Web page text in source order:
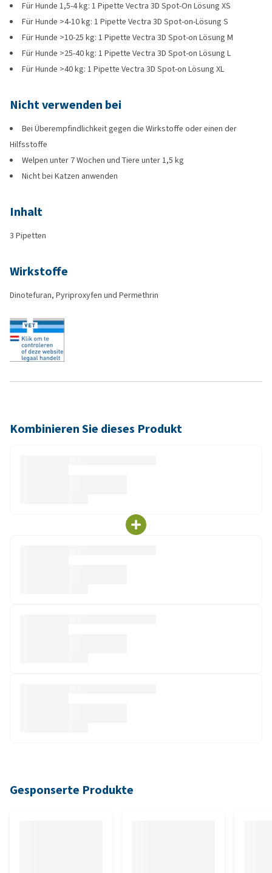
Für Hunde 1,5-4 kg: 1 Pipette Vectra 3D Spot-On Lösung XS
Für Hunde >4-10 kg: 1 Pipette Vectra 3D Spot-on-Lösung S
Für Hunde >10-25 kg: 1 Pipette Vectra 3D Spot-on Lösung M
Für Hunde >25-40 kg: 1 Pipette Vectra 3D Spot-on Lösung L
Für Hunde >40 kg: 1 Pipette Vectra 3D Spot-on Lösung XL
Nicht verwenden bei
Bei Überempfindlichkeit gegen die Wirkstoffe oder einen der
Hilfsstoffe
Welpen unter 7 Wochen und Tiere unter 1,5 kg
Nicht bei Katzen anwenden
Inhalt
3 Pipetten
Wirkstoffe
Dinotefuran, Pyriproxyfen und Permethrin
Kombinieren Sie dieses Produkt
Gesponserte Produkte